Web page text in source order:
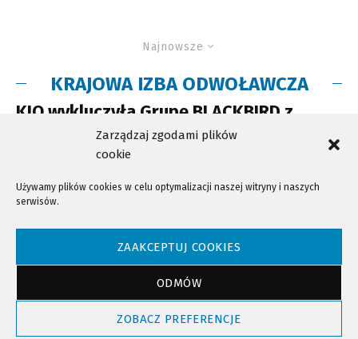
Zarządzaj zgodami plików
cookie
Używamy plików cookies w celu optymalizacji naszej witryny i naszych
serwisów.
ZAAKCEPTUJ COOKIES
ODMÓW
ZOBACZ PREFERENCJE
Najnowsze
KRAJOWA IZBA ODWOŁAWCZA
KIO wykluczyła Grupę BLACKBIRD z
przetargu. Co z budową stadionu?
NTV - Nasza Telewizja Sądecka © 2023 Wszystkie prawa zastrzeżone!
Powrót do góry